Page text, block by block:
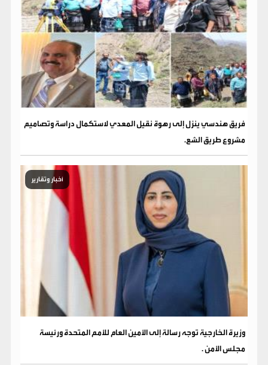
فريق هندسي ينزل إلى رهوة نقيل المعدي لاستكمال دراسة وتصاميم
مشروع طريق الشع.
أخبار وتقارير
وزيرة الخارجية توجه رسالة إلى الأمين العام للأمم المتحدة ورئيسة
مجلس الأمن .